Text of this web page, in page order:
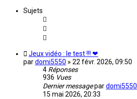
Sujets
Jeux vidéo : le test !!! ❤
pardomi5550 » 22 févr. 2026, 09:50
4 Réponses
936 Vues
Dernier messagepardomi5550
15 mai 2026, 20:33